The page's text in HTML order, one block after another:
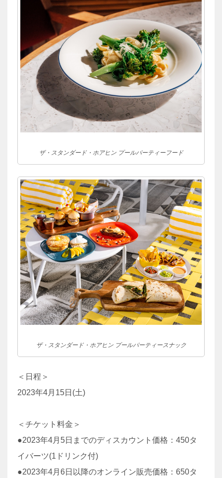
ザ・スタンダード・ホアヒン プールパーティーフード
ザ・スタンダード・ホアヒン プールパーティースナック
＜日程＞
2023年4月15日(土)
＜チケット料金＞
●2023年4月5日までのディスカウント価格：450タ
イバーツ(1ドリンク付)
●2023年4月6日以降のオンライン販売価格：650タ